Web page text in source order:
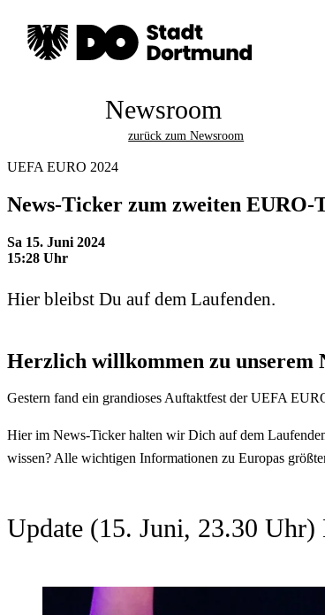
Newsroom
zurück zum Newsroom
UEFA EURO 2024
News-Ticker zum zweiten EURO-
Sa 15. Juni 2024
15:28 Uhr
Hier bleibst Du auf dem Laufenden.
Herzlich willkommen zu unserem
Gestern fand ein grandioses Auftaktfest der UEFA
Hier im News-Ticker halten wir Dich auf dem
wissen? Alle wichtigen Informationen zu Europas
Update (15. Juni, 23.30 Uhr)